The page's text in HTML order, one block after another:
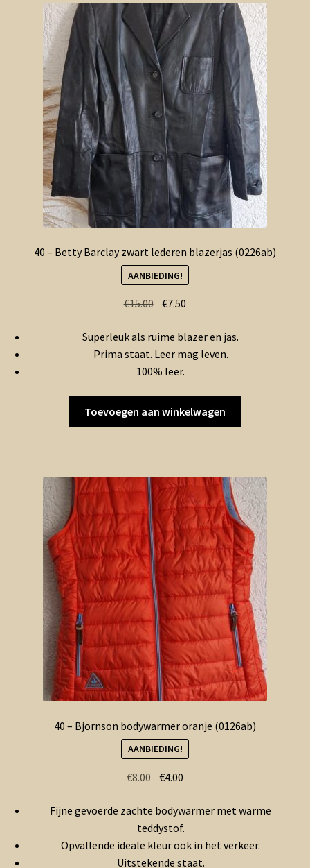
40 – Betty Barclay zwart lederen blazerjas (0226ab)
AANBIEDING!
€15.00 Oorspronkelijke
was:
€15.00.
€7.50
is:
€7.50.
Superleuk als ruime blazer en jas.
Prima staat. Leer mag leven.
100% leer.
Toevoegen aan winkelwagen
40 – Bjornson bodywarmer oranje (0126ab)
AANBIEDING!
€8.00 Oorspronkelijke
was:
€8.00.
€4.00
is:
€4.00.
Fijne gevoerde zachte bodywarmer met warme
teddystof.
Opvallende ideale kleur ook in het verkeer.
Uitstekende staat.